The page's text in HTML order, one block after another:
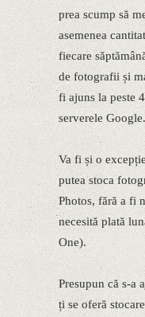
prea scump să
asemenea
fiecare
de fotografii și
fi ajuns la peste
serverele Google.
Va fi și o
putea stoca
Photos, fără a fi
necesită plată
One).
Presupun că s-a
ți se oferă